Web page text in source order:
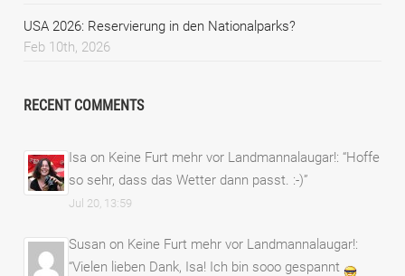
USA 2026: Reservierung in den Nationalparks?
Feb 10th, 2026
RECENT COMMENTS
Isa on Keine Furt mehr vor Landmannalaugar!: “Hoffe
so sehr, dass das Wetter dann passt. :-)”
Jul 20, 13:59
Susan on Keine Furt mehr vor Landmannalaugar!:
“Vielen lieben Dank, Isa! Ich bin sooo gespannt